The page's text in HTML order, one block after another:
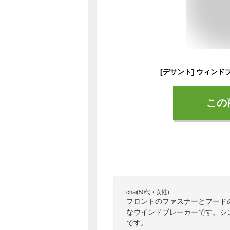
こ
chai(50代・女性)
フロントのファスナーとフー
なウインドブレーカーです。
です。